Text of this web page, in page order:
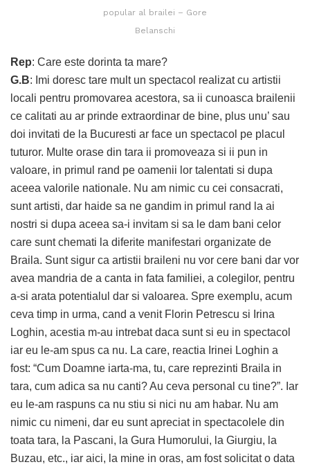
popular al brailei – Gore
Belanschi
Rep: Care este dorinta ta mare?
G.B: Imi doresc tare mult un spectacol realizat cu artistii
locali pentru promovarea acestora, sa ii cunoasca brailenii
ce calitati au ar prinde extraordinar de bine, plus unu’ sau
doi invitati de la Bucuresti ar face un spectacol pe placul
tuturor. Multe orase din tara ii promoveaza si ii pun in
valoare, in primul rand pe oamenii lor talentati si dupa
aceea valorile nationale. Nu am nimic cu cei consacrati,
sunt artisti, dar haide sa ne gandim in primul rand la ai
nostri si dupa aceea sa-i invitam si sa le dam bani celor
care sunt chemati la diferite manifestari organizate de
Braila. Sunt sigur ca artistii braileni nu vor cere bani dar vor
avea mandria de a canta in fata familiei, a colegilor, pentru
a-si arata potentialul dar si valoarea. Spre exemplu, acum
ceva timp in urma, cand a venit Florin Petrescu si Irina
Loghin, acestia m-au intrebat daca sunt si eu in spectacol
iar eu le-am spus ca nu. La care, reactia Irinei Loghin a
fost: “Cum Doamne iarta-ma, tu, care reprezinti Braila in
tara, cum adica sa nu canti? Au ceva personal cu tine?”. Iar
eu le-am raspuns ca nu stiu si nici nu am habar. Nu am
nimic cu nimeni, dar eu sunt apreciat in spectacolele din
toata tara, la Pascani, la Gura Humorului, la Giurgiu, la
Buzau, etc., iar aici, la mine in oras, am fost solicitat o data